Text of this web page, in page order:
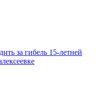
за гибель 15-летней